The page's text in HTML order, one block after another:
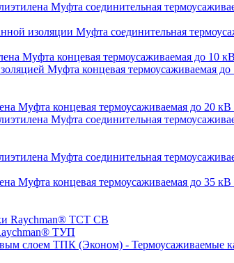
Муфта соединительная
Муфта соединительная
Муфта концевая термоусаживаемая до 10
Муфта концевая термоусаживаемая
Муфта концевая термоусаживаемая до 20
Муфта соединительная
Муфта соединительная
Муфта концевая термоусаживаемая до 35
Raychman® TCT CB
ТУП
ТПК (Эконом) - Термоусаживаемые